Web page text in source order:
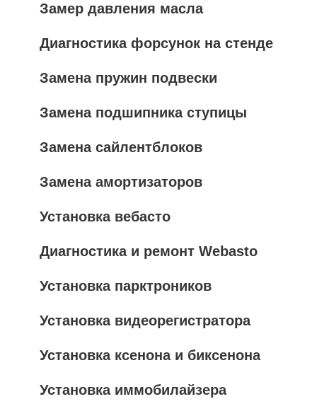
Замер давления масла
Диагностика форсунок на стенде
Замена пружин подвески
Замена подшипника ступицы
Замена сайлентблоков
Замена амортизаторов
Установка вебасто
Диагностика и ремонт Webasto
Установка парктроников
Установка видеорегистратора
Установка ксенона и биксенона
Установка иммобилайзера